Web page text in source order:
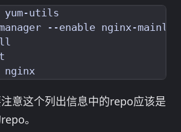
意这个列出信息中的repo应该是
。